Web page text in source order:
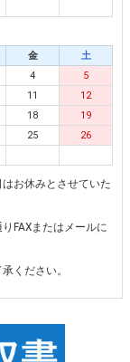
金
土
4
5
11
12
18
19
25
26
お休みとさせていた
FAXまたはメールに
ください。